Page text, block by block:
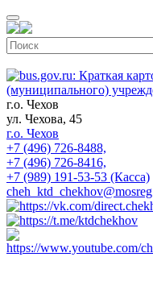
г.о. Чехов
ул. Чехова, 45
г.о. Чехов
+7 (496) 726-8488,
+7 (496) 726-8416,
+7 (989) 191-53-53 (Касса)